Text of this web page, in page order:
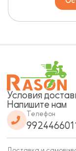
Условия
Напишите нам
Телефон